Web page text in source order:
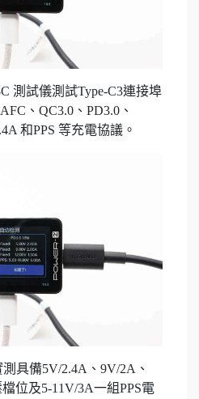
測試儀測試Type-C3連接埠
、QC3.0、PD3.0、
和PPS 等充電協議。
具備5V/2.4A、9V/2A、
位及5-11V/3A一組PPS電